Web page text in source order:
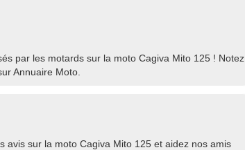
par les motards sur la moto Cagiva Mito 125 ! Notez
Annuaire Moto.
avis sur la moto Cagiva Mito 125 et aidez nos amis